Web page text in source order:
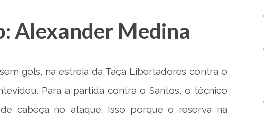
Alexander Medina
gols, na estreia da Taça Libertadores contra o
Para a partida contra o Santos, o técnico
cabeça no ataque. Isso porque o reserva na